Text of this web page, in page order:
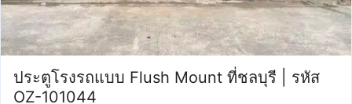
ประตูโรงรถแบบ Flush Mount ที่ชลบุรี | รหัส
OZ-101044